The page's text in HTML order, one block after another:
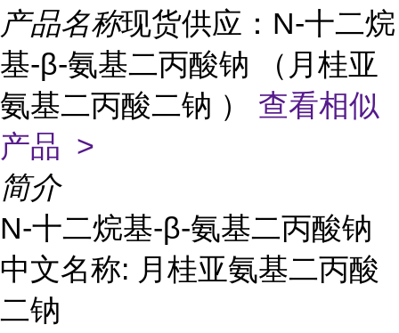
产品名称现货供应：N-十二烷
基-β-氨基二丙酸钠 （月桂亚
氨基二丙酸二钠 ） 查看相似
产品 >
简介
N-十二烷基-β-氨基二丙酸钠
中文名称: 月桂亚氨基二丙酸
二钠